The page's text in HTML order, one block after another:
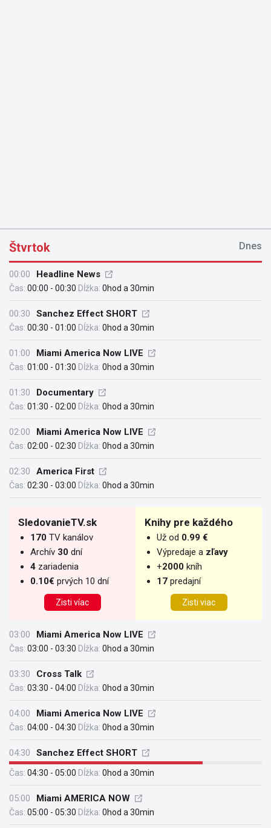
Štvrtok Dnes
00:00 Headline News
Čas: 00:00 - 00:30 Dĺžka: 0hod a 30min
00:30 Sanchez Effect SHORT
Čas: 00:30 - 01:00 Dĺžka: 0hod a 30min
01:00 Miami America Now LIVE
Čas: 01:00 - 01:30 Dĺžka: 0hod a 30min
01:30 Documentary
Čas: 01:30 - 02:00 Dĺžka: 0hod a 30min
02:00 Miami America Now LIVE
Čas: 02:00 - 02:30 Dĺžka: 0hod a 30min
02:30 America First
Čas: 02:30 - 03:00 Dĺžka: 0hod a 30min
SledovanieTV.sk
170 TV kanálov
Archív 30 dní
4 zariadenia
0.10€ prvých 10 dní
Zisti víac
Knihy pre každého
Už od 0.99 €
Výpredaje a zľavy
+2000 kníh
17 predajní
Zisti viac
03:00 Miami America Now LIVE
Čas: 03:00 - 03:30 Dĺžka: 0hod a 30min
03:30 Cross Talk
Čas: 03:30 - 04:00 Dĺžka: 0hod a 30min
04:00 Miami America Now LIVE
Čas: 04:00 - 04:30 Dĺžka: 0hod a 30min
04:30 Sanchez Effect SHORT
Čas: 04:30 - 05:00 Dĺžka: 0hod a 30min
05:00 Miami AMERICA NOW
Čas: 05:00 - 05:30 Dĺžka: 0hod a 30min